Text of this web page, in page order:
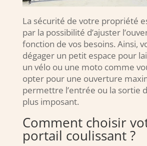
La sécurité de votre propriété
par la possibilité d’ajuster
fonction de vos besoins. Ainsi,
dégager un petit espace pour
un vélo ou une moto comme
opter pour une ouverture
permettre l’entrée ou la sortie
plus imposant.
Comment choisir
portail coulissant ?